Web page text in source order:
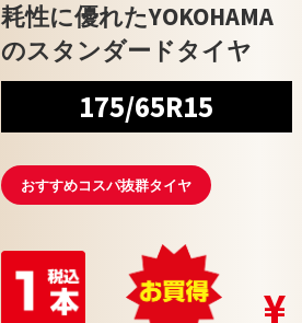
耗性に優れたYOKOHAMA
のスタンダードタイヤ
175/65R15
おすすめコスパ抜群タイヤ